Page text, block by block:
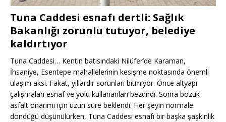
Tuna Caddesi esnafı dertli: Sağlık
Bakanlığı zorunlu tutuyor, belediye
kaldırtıyor
Tuna Caddesi… Kentin batısındaki Nilüfer’de Karaman,
İhsaniye, Esentepe mahallelerinin kesişme noktasında önemli
ulaşım aksı. Fakat, yıllardır sorunları bitmiyor. Önce altyapı
çalışmaları esnaf ve yolu kullananları bezdirdi. Sonra bozuk
asfalt onarımı için uzun süre beklendi. Her şeyin normale
döndüğü düşünülürken, Tuna Caddesi esnafı bir başka şaşkınlık